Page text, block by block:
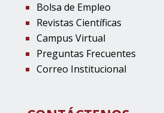
Bolsa de Empleo
Revistas Científicas
Campus Virtual
Preguntas Frecuentes
Correo Institucional